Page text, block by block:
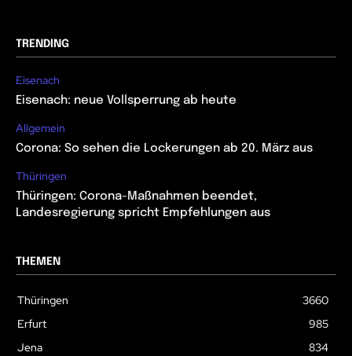
TRENDING
Eisenach
Eisenach: neue Vollsperrung ab heute
Allgemein
Corona: So sehen die Lockerungen ab 20. März aus
Thüringen
Thüringen: Corona-Maßnahmen beendet,
Landesregierung spricht Empfehlungen aus
THEMEN
Thüringen
3660
Erfurt
985
Jena
834